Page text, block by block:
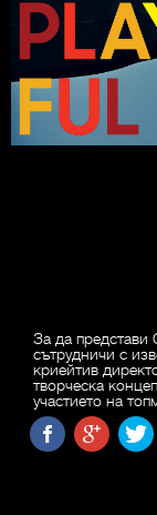
За да представи
сътрудничи с
криейтив
творческа
участието на